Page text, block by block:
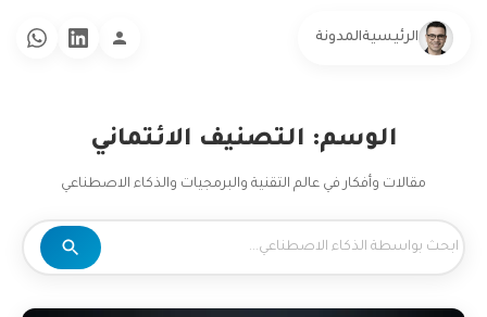
الرئيسيةالمدونة
الوسم: التصنيف الائتماني
مقالات وأفكار في عالم التقنية والبرمجيات والذكاء الاصطناعي